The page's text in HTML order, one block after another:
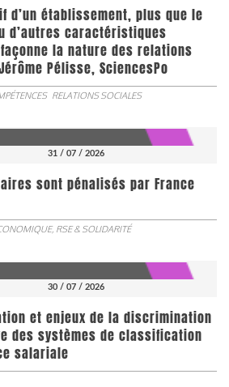
d’un établissement, plus que le
d’autres caractéristiques
la nature des relations
Pélisse, SciencesPo
RELATIONS SOCIALES
31 / 07 / 2026
sont pénalisés par France
RSE & SOLIDARITÉ
30 / 07 / 2026
et enjeux de la discrimination
des systèmes de classification
salariale